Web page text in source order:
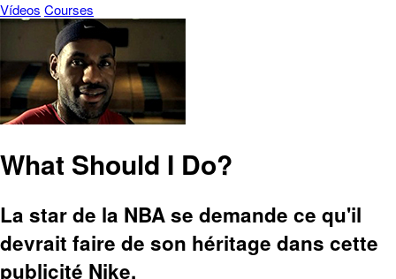
Vídeos Courses
What Should I Do?
La star de la NBA se demande ce qu'il
devrait faire de son héritage dans cette
publicité Nike.